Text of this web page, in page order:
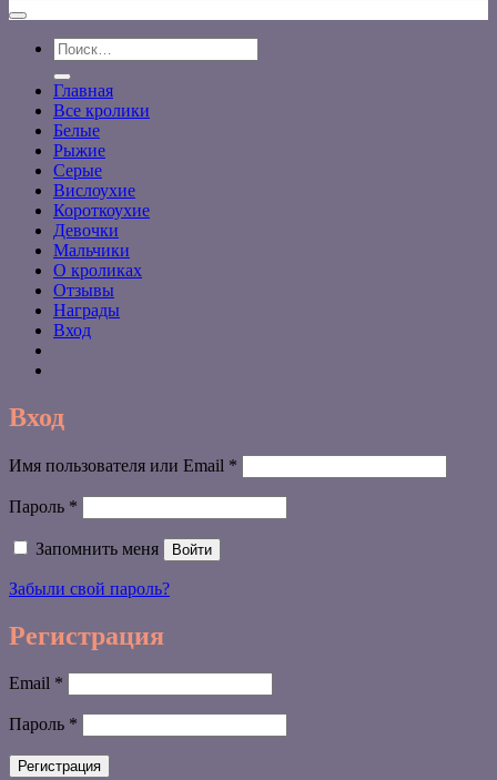
Искать:
Главная
Все кролики
Белые
Рыжие
Серые
Вислоухие
Короткоухие
Девочки
Мальчики
О кроликах
Отзывы
Награды
Вход
Вход
Имя пользователя или Email *
Пароль *
Запомнить меня Войти
Забыли свой пароль?
Регистрация
Email *
Пароль *
Регистрация